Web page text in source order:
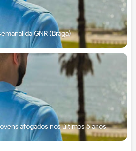
da GNR (Braga)
afogados nos últimos 5 anos